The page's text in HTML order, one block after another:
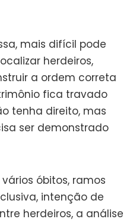
mais difícil pode
herdeiros,
a ordem correta
fica travado
tenha direito, mas
ser demonstrado
óbitos, ramos
intenção de
herdeiros, a análise